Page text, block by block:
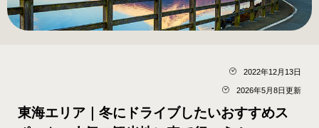
2022年12月13日
2026年5月8日更新
東海エリア｜冬にドライブしたいおすすめス